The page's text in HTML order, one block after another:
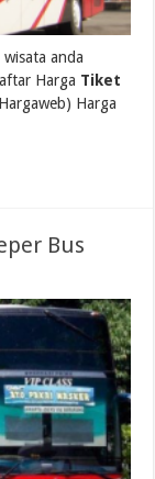
anda
Harga Tiket
Harga
Bus